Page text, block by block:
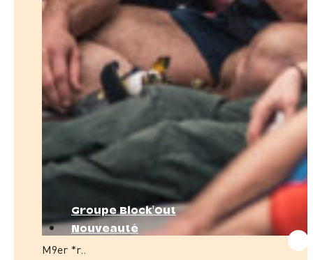
M9er *r..
Groupe Block'Out
Nouveauté